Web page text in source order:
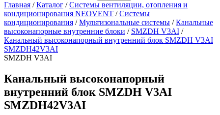
Главная / Каталог / Системы вентиляции, отопления и
кондиционирования NEOVENT / Системы
кондиционирования / Мультизональные системы / Канальные
высоконапорные внутренние блоки / SMZDH V3AI /
Канальный высоконапорный внутренний блок SMZDH V3AI
SMZDH42V3AI
SMZDH V3AI
Канальный высоконапорный
внутренний блок SMZDH V3AI
SMZDH42V3AI